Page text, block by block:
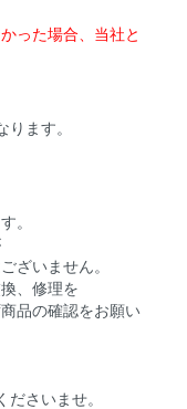
った場合、当社と
ります。
。
ざいません。
、修理を
品の確認をお願い
さいませ。